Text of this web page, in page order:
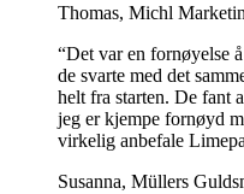
Thomas, Michl
“Det var en fornøyelse
de svarte med det
helt fra starten. De fant
jeg er kjempe fornøyd
virkelig anbefale
Susanna, Müllers